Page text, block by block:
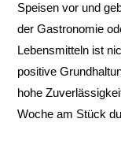
Speisen vor und
der Gastronomie
Lebensmitteln ist
positive
hohe
Woche am Stück